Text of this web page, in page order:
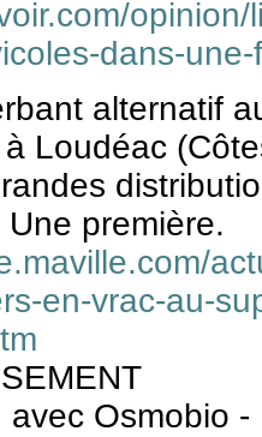
dans-
alternatif
Loudéac
première.
en-vrac-au-
Osmobio -